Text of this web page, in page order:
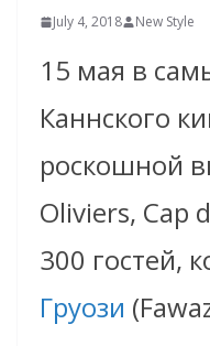
July 4, 2018 New Style
15 мая в
Каннского
роскошной
Oliviers, Cap
300 гостей,
Груози